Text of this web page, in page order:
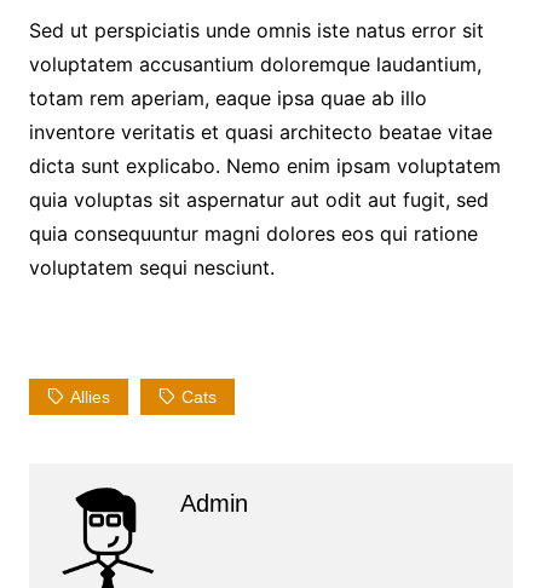
Sed ut perspiciatis unde omnis iste natus error sit
voluptatem accusantium doloremque laudantium,
totam rem aperiam, eaque ipsa quae ab illo
inventore veritatis et quasi architecto beatae vitae
dicta sunt explicabo. Nemo enim ipsam voluptatem
quia voluptas sit aspernatur aut odit aut fugit, sed
quia consequuntur magni dolores eos qui ratione
voluptatem sequi nesciunt.
Allies Cats
Admin